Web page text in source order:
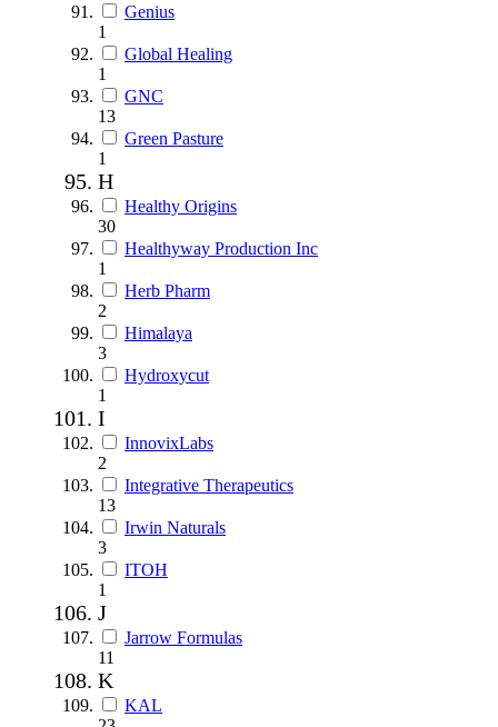
Genius
1
Global Healing
1
GNC
13
Green Pasture
1
H
Healthy Origins
30
Healthyway Production Inc
1
Herb Pharm
2
Himalaya
3
Hydroxycut
1
I
InnovixLabs
2
Integrative Therapeutics
13
Irwin Naturals
3
ITOH
1
J
Jarrow Formulas
11
K
KAL